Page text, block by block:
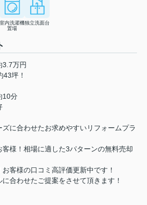
室内洗濯機
置場
独立洗面台
万円
坪！
分
ズに合わせたお求めやすいリフォームプラ
客様！相場に適した3パターンの無料売却
お客様の口コミ高評価更新中です！
合わせたご提案をさせて頂きます！